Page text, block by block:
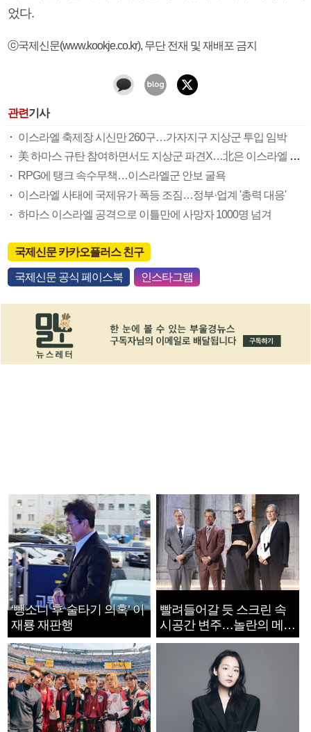
었다.
ⓒ국제신문(www.kookje.co.kr), 무단 전재 및 재배포 금지
관련기사
이스라엘 축제장 시신만 260구…가자지구 지상군 투입 임박
美 하마스 규탄 참여하면서도 지상군 파견X…北은 이스라엘 비난
RPG에 탱크 속수무책…이스라엘군 안보 굴욕
이스라엘 사태에 국제유가 폭등 조짐…정부·업계 '총력 대응'
하마스 이스라엘 공격으로 이틀만에 사망자 1000명 넘겨
국제신문 카카오플러스 친구
국제신문 공식 페이스북 인스타그램
‘뺑소니 후 술타기 의혹’ 이
재룡 재판행
빨려들어갈 듯 스크린 속
시공간 변주…놀란의 메시
지는 ‘전쟁 속죄’